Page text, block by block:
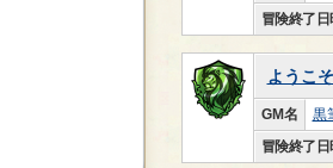
冒険終了日
ようこ
GM名 黒
冒険終了日